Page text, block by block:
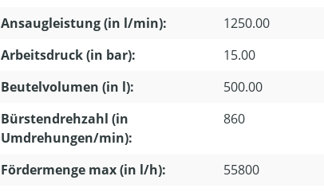
Ansaugleistung (in l/min):
1250.00
Arbeitsdruck (in bar):
15.00
Beutelvolumen (in l):
500.00
Bürstendrehzahl (in
Umdrehungen/min):
860
Fördermenge max (in l/h):
55800